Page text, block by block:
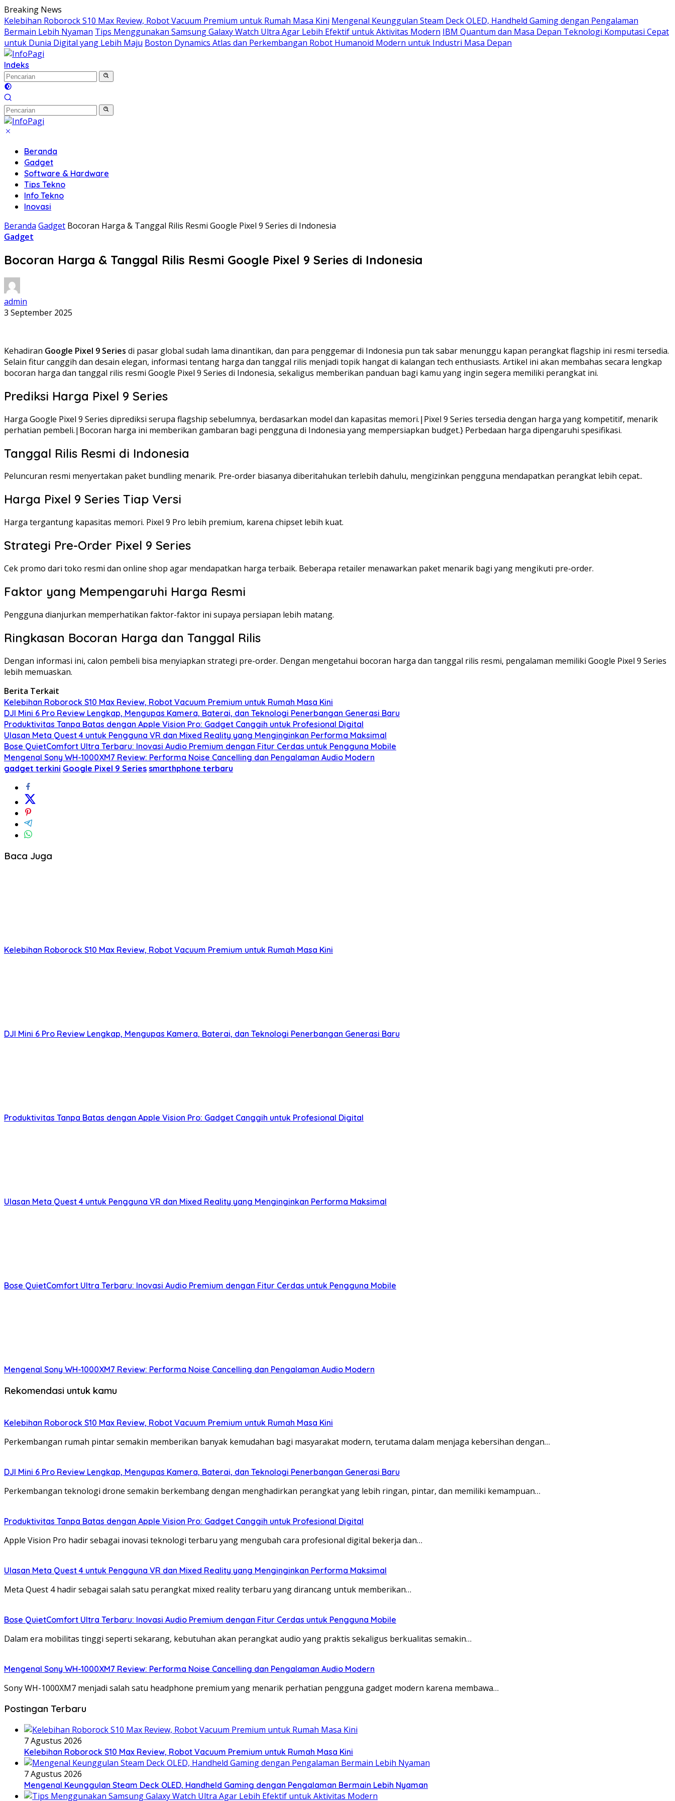
Langsung
ke
konten
Breaking News
Kelebihan Roborock S10 Max Review, Robot Vacuum Premium untuk Rumah Masa Kini Mengenal Keunggulan Steam Deck OLED, Handheld Gaming dengan Pengalaman
Bermain Lebih Nyaman Tips Menggunakan Samsung Galaxy Watch Ultra Agar Lebih Efektif untuk Aktivitas Modern IBM Quantum dan Masa Depan Teknologi Komputasi Cepat
untuk Dunia Digital yang Lebih Maju Boston Dynamics Atlas dan Perkembangan Robot Humanoid Modern untuk Industri Masa Depan
Indeks
Beranda
Gadget
Software & Hardware
Tips Tekno
Info Tekno
Inovasi
Beranda Gadget Bocoran Harga & Tanggal Rilis Resmi Google Pixel 9 Series di Indonesia
Gadget
Bocoran Harga & Tanggal Rilis Resmi Google Pixel 9 Series di Indonesia
admin
3 September 2025
Kehadiran Google Pixel 9 Series di pasar global sudah lama dinantikan, dan para penggemar di Indonesia pun tak sabar menunggu kapan perangkat flagship ini resmi tersedia.
Selain fitur canggih dan desain elegan, informasi tentang harga dan tanggal rilis menjadi topik hangat di kalangan tech enthusiasts. Artikel ini akan membahas secara lengkap
bocoran harga dan tanggal rilis resmi Google Pixel 9 Series di Indonesia, sekaligus memberikan panduan bagi kamu yang ingin segera memiliki perangkat ini.
Prediksi Harga Pixel 9 Series
Harga Google Pixel 9 Series diprediksi serupa flagship sebelumnya, berdasarkan model dan kapasitas memori.|Pixel 9 Series tersedia dengan harga yang kompetitif, menarik
perhatian pembeli.|Bocoran harga ini memberikan gambaran bagi pengguna di Indonesia yang mempersiapkan budget.} Perbedaan harga dipengaruhi spesifikasi.
Tanggal Rilis Resmi di Indonesia
Peluncuran resmi menyertakan paket bundling menarik. Pre-order biasanya diberitahukan terlebih dahulu, mengizinkan pengguna mendapatkan perangkat lebih cepat..
Harga Pixel 9 Series Tiap Versi
Harga tergantung kapasitas memori. Pixel 9 Pro lebih premium, karena chipset lebih kuat.
Strategi Pre-Order Pixel 9 Series
Cek promo dari toko resmi dan online shop agar mendapatkan harga terbaik. Beberapa retailer menawarkan paket menarik bagi yang mengikuti pre-order.
Faktor yang Mempengaruhi Harga Resmi
Pengguna dianjurkan memperhatikan faktor-faktor ini supaya persiapan lebih matang.
Ringkasan Bocoran Harga dan Tanggal Rilis
Dengan informasi ini, calon pembeli bisa menyiapkan strategi pre-order. Dengan mengetahui bocoran harga dan tanggal rilis resmi, pengalaman memiliki Google Pixel 9 Series
lebih memuaskan.
Berita Terkait
Kelebihan Roborock S10 Max Review, Robot Vacuum Premium untuk Rumah Masa Kini
DJI Mini 6 Pro Review Lengkap, Mengupas Kamera, Baterai, dan Teknologi Penerbangan Generasi Baru
Produktivitas Tanpa Batas dengan Apple Vision Pro: Gadget Canggih untuk Profesional Digital
Ulasan Meta Quest 4 untuk Pengguna VR dan Mixed Reality yang Menginginkan Performa Maksimal
Bose QuietComfort Ultra Terbaru: Inovasi Audio Premium dengan Fitur Cerdas untuk Pengguna Mobile
Mengenal Sony WH-1000XM7 Review: Performa Noise Cancelling dan Pengalaman Audio Modern
gadget terkini Google Pixel 9 Series smarthphone terbaru
Baca Juga
Kelebihan Roborock S10 Max Review, Robot Vacuum Premium untuk Rumah Masa Kini
DJI Mini 6 Pro Review Lengkap, Mengupas Kamera, Baterai, dan Teknologi Penerbangan Generasi Baru
Produktivitas Tanpa Batas dengan Apple Vision Pro: Gadget Canggih untuk Profesional Digital
Ulasan Meta Quest 4 untuk Pengguna VR dan Mixed Reality yang Menginginkan Performa Maksimal
Bose QuietComfort Ultra Terbaru: Inovasi Audio Premium dengan Fitur Cerdas untuk Pengguna Mobile
Mengenal Sony WH-1000XM7 Review: Performa Noise Cancelling dan Pengalaman Audio Modern
Rekomendasi untuk kamu
Kelebihan Roborock S10 Max Review, Robot Vacuum Premium untuk Rumah Masa Kini
Perkembangan rumah pintar semakin memberikan banyak kemudahan bagi masyarakat modern, terutama dalam menjaga kebersihan dengan…
DJI Mini 6 Pro Review Lengkap, Mengupas Kamera, Baterai, dan Teknologi Penerbangan Generasi Baru
Perkembangan teknologi drone semakin berkembang dengan menghadirkan perangkat yang lebih ringan, pintar, dan memiliki kemampuan…
Produktivitas Tanpa Batas dengan Apple Vision Pro: Gadget Canggih untuk Profesional Digital
Apple Vision Pro hadir sebagai inovasi teknologi terbaru yang mengubah cara profesional digital bekerja dan…
Ulasan Meta Quest 4 untuk Pengguna VR dan Mixed Reality yang Menginginkan Performa Maksimal
Meta Quest 4 hadir sebagai salah satu perangkat mixed reality terbaru yang dirancang untuk memberikan…
Bose QuietComfort Ultra Terbaru: Inovasi Audio Premium dengan Fitur Cerdas untuk Pengguna Mobile
Dalam era mobilitas tinggi seperti sekarang, kebutuhan akan perangkat audio yang praktis sekaligus berkualitas semakin…
Mengenal Sony WH-1000XM7 Review: Performa Noise Cancelling dan Pengalaman Audio Modern
Sony WH-1000XM7 menjadi salah satu headphone premium yang menarik perhatian pengguna gadget modern karena membawa…
Postingan Terbaru
7 Agustus 2026
Kelebihan Roborock S10 Max Review, Robot Vacuum Premium untuk Rumah Masa Kini
7 Agustus 2026
Mengenal Keunggulan Steam Deck OLED, Handheld Gaming dengan Pengalaman Bermain Lebih Nyaman